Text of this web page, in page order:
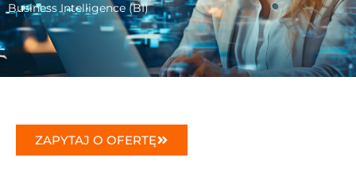
Business Intelligence (BI)
ZAPYTAJ O OFERTĘ